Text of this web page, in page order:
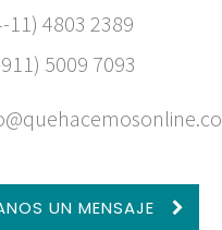
11) 4803 2389
5009 7093
UN MENSAJE